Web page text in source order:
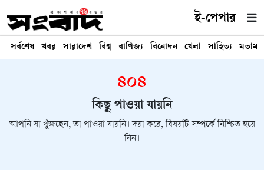
ই-পেপার
সর্বশেষ খবর সারাদেশ বিশ্ব বাণিজ্য বিনোদন খেলা সাহিত্য মতামত
৪০৪
কিছু পাওয়া যায়নি
আপনি যা খুঁজছেন, তা পাওয়া যায়নি। দয়া করে, বিষয়টি সম্পর্কে নিশ্চিত হয়ে
নিন।